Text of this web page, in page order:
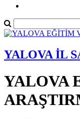
YALOVA İL
YALOVA